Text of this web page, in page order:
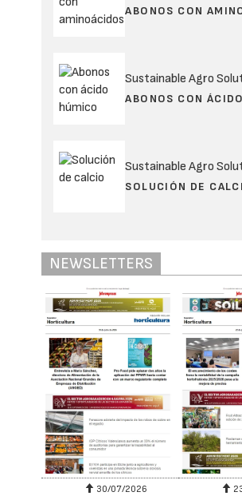
ABONOS CON
Sustainable Agro
ABONOS CON
Sustainable Agro
SOLUCIÓN DE
NEWSLETTERS
30/07/2026